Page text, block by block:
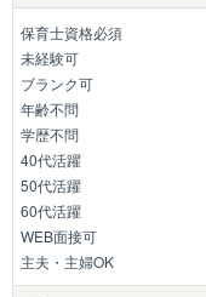
保育士資格必須
未経験可
ブランク可
年齢不問
学歴不問
40代活躍
50代活躍
60代活躍
WEB面接可
主夫・主婦OK